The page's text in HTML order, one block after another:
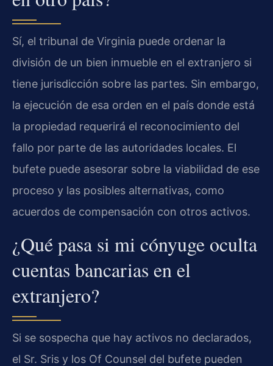
Sí, el tribunal de Virginia puede ordenar la
división de un bien inmueble en el extranjero si
tiene jurisdicción sobre las partes. Sin embargo,
la ejecución de esa orden en el país donde está
la propiedad requerirá el reconocimiento del
fallo por parte de las autoridades locales. El
bufete puede asesorar sobre la viabilidad de ese
proceso y las posibles alternativas, como
acuerdos de compensación con otros activos.
¿Qué pasa si mi cónyuge oculta
cuentas bancarias en el
extranjero?
Si se sospecha que hay activos no declarados,
el Sr. Sris y los Of Counsel del bufete pueden